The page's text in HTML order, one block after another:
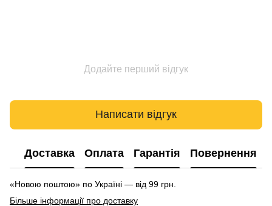
Додайте перший відгук
Написати відгук
Доставка Оплата Гарантія Повернення
«Новою поштою» по Україні — від 99 грн.
Більше інформації про доставку